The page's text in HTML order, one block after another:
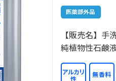
【販売名】手
純植物性石鹸液